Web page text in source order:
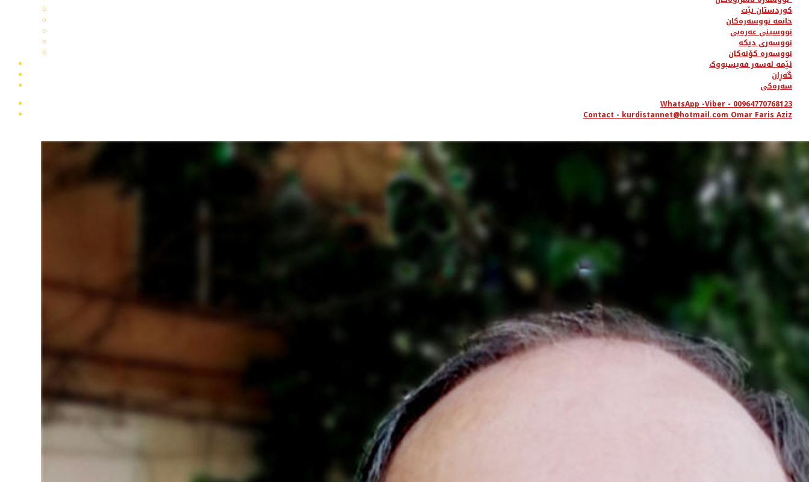
کوردستان نێت
خانمە نووسەرەکان
نووسینی عەرەبی
نووسەری دیکە
نووسەرە کۆنەکان
ئێمە لەسەر فەیسبووک
گەڕان
سەرەکی
WhatsApp -Viber - 00964770768123
Contact - kurdistannet@hotmail.com Omar Faris Aziz